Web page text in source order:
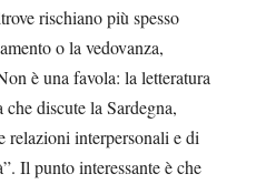
rischiano più spesso
o la vedovanza,
è una favola: la letteratura
discute la Sardegna,
relazioni interpersonali e di
Il punto interessante è che